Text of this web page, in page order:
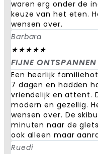
waren erg onder de
keuze van het eten.
wensen over.
Barbara
★★★★★
FIJNE
Een heerlijk
7 dagen en hadden
vriendelijk en attent.
modern en gezellig.
wensen over. De
minuten naar de
ook alleen maar
Ruedi